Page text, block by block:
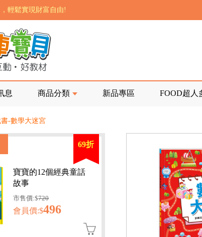
輕鬆實現財富自由!
票 需在訂單成立三天內通知客服 寄回發票需附上回郵郵票
員火熱招募中~
點我查看『海外購物流程說明』
版集團暨FOOD超人企業總部」目前正興建中!
員火熱招募中~
點我查看『海外購物流程說明』
息 商品分類 新品專區 FOOD超人
-數學大迷宮
69折
寶寶的12個經典童話
故事
市售價:$720
會員價:$496